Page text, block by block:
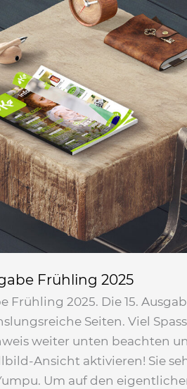
Frühling 2025
Frühling 2025. Die 15.
Seiten. Viel
weiter unten beachten
Ansicht aktivieren! Sie
Um auf den